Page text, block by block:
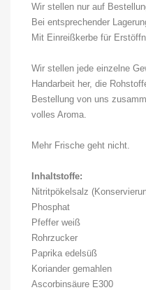
Wir stellen nur auf
Bei entsprechender
Mit Einreißkerbe für
Wir stellen jede einzelne
Handarbeit her, die
Bestellung von uns
volles Aroma.
Mehr Frische geht nicht.
Inhaltstoffe:
Nitritpökelsalz
Phosphat
Pfeffer weiß
Rohrzucker
Paprika edelsüß
Koriander gemahlen
Ascorbinsäure E300